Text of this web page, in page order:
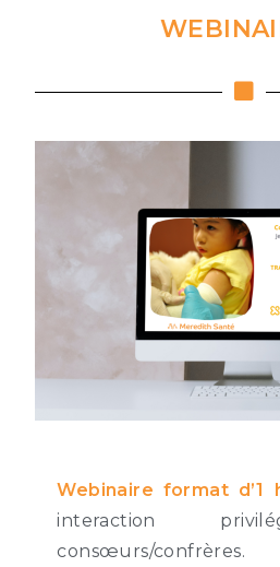
Webinaire format d’1
interaction
consœurs/confrères.